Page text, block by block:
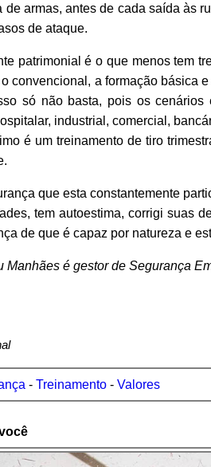
de armas, antes de cada saída às
de ataque.
patrimonial é o que menos tem
convencional, a formação básica
só não basta, pois os
industrial, comercial,
é um treinamento de tiro
que esta constantemente
tem autoestima, corrigi suas
de que é capaz por natureza e
Manhães é gestor de Segurança
- Treinamento- Valores